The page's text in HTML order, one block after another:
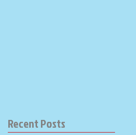
Recent Posts